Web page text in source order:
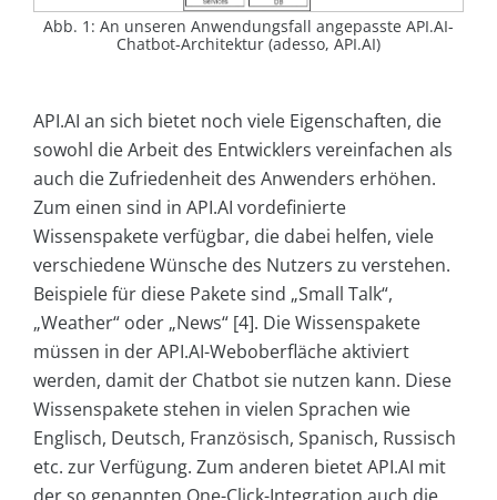
Abb. 1: An unseren Anwendungsfall angepasste API.AI-
Chatbot-Architektur (adesso, API.AI)
API.AI an sich bietet noch viele Eigenschaften, die
sowohl die Arbeit des Entwicklers vereinfachen als
auch die Zufriedenheit des Anwenders erhöhen.
Zum einen sind in API.AI vordefinierte
Wissenspakete verfügbar, die dabei helfen, viele
verschiedene Wünsche des Nutzers zu verstehen.
Beispiele für diese Pakete sind „Small Talk“,
„Weather“ oder „News“ [4]. Die Wissenspakete
müssen in der API.AI-Weboberfläche aktiviert
werden, damit der Chatbot sie nutzen kann. Diese
Wissenspakete stehen in vielen Sprachen wie
Englisch, Deutsch, Französisch, Spanisch, Russisch
etc. zur Verfügung. Zum anderen bietet API.AI mit